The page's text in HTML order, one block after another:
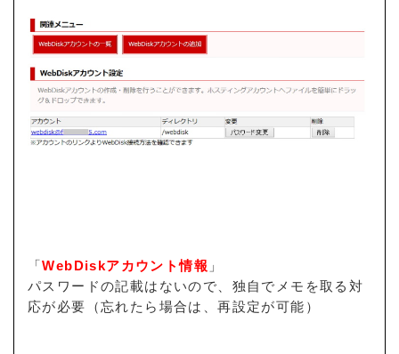
「WebDiskアカウント情報 」
パスワードの記載はないので、独自でメモを取る対
応が必要（忘れたら場合は、再設定が可能）